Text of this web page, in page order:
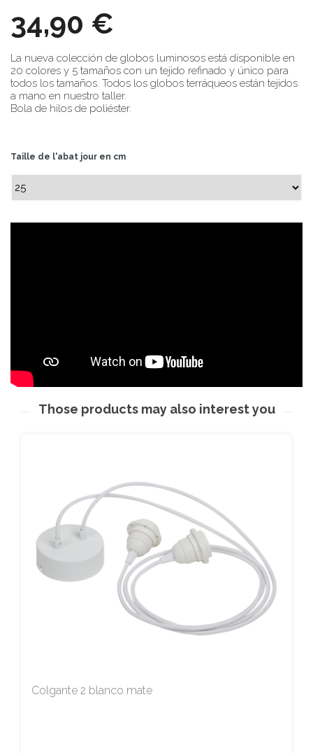
34,90 €
La nueva colección de globos luminosos está disponible en
20 colores y 5 tamaños con un tejido refinado y único para
todos los tamaños. Todos los globos terráqueos están tejidos
a mano en nuestro taller.
Bola de hilos de poliéster.
Taille de l'abat jour en cm
Those products may also interest you
Colgante 2 blanco mate